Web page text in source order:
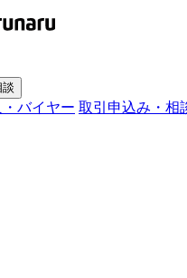
バイヤー 取引申込み・相